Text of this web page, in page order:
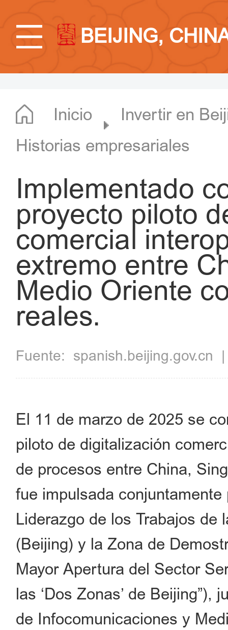
BEIJING,
Inicio
Invertir en
Historias empresariales
Implementado
proyecto piloto
comercial
extremo entre
Medio Oriente
reales.
Fuente: spanish.beijing.gov.cn
El 11 de marzo de 2025 se
piloto de digitalización
de procesos entre China,
fue impulsada
Liderazgo de los Trabajos de
(Beijing) y la Zona de
Mayor Apertura del Sector
las ‘Dos Zonas’ de
de Infocomunicaciones y